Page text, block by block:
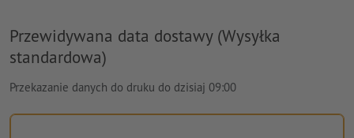
Przewidywana data dostawy (Wysyłka
standardowa)
Przekazanie danych do druku do dzisiaj 09:00